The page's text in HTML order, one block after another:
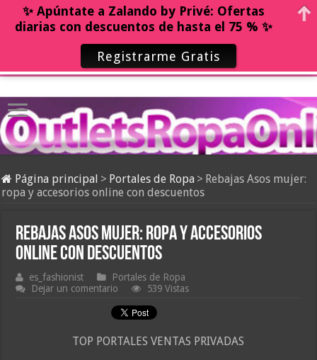
Página principal > Portales de Ropa > Rebajas Asos mujer:
ropa y accesorios online con descuentos
Rebajas Asos mujer: ropa y accesorios
online con descuentos
es_fashionist
Portales de Ropa
Dejar un comentario
539 Vistas
TOP PORTALES VENTAS PRIVADAS
✨ Apúntate a Zalando by Privé: Ofertas
diarias con descuentos de hasta el 75 % ✨
Registrarme Gratis